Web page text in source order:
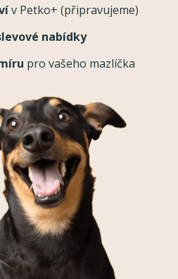
v Petko+ (připravujeme)
nabídky
pro vašeho mazlíčka